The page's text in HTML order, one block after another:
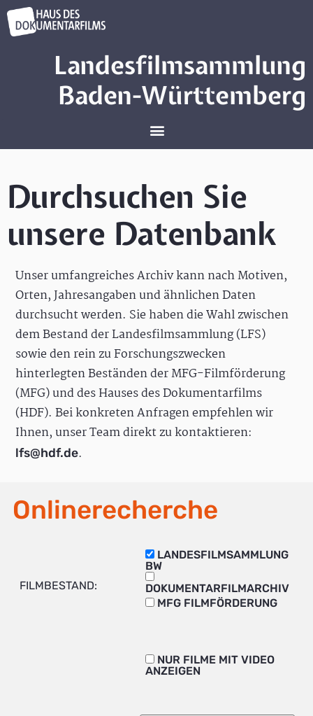
Landesfilmsammlung
Baden-Württemberg
Durchsuchen Sie
unsere Datenbank
Unser umfangreiches Archiv kann nach Motiven,
Orten, Jahresangaben und ähnlichen Daten
durchsucht werden. Sie haben die Wahl zwischen
dem Bestand der Landesfilmsammlung (LFS)
sowie den rein zu Forschungszwecken
hinterlegten Beständen der MFG-Filmförderung
(MFG) und des Hauses des Dokumentarfilms
(HDF). Bei konkreten Anfragen empfehlen wir
Ihnen, unser Team direkt zu kontaktieren:
lfs@hdf.de.
Onlinerecherche
FILMBESTAND:
LANDESFILMSAMMLUNG
BW
DOKUMENTARFILMARCHIV
MFG FILMFÖRDERUNG
NUR FILME MIT VIDEO
ANZEIGEN